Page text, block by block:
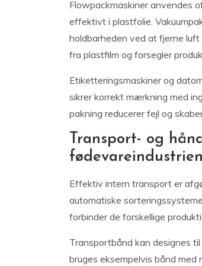
Flowpackmaskiner anvendes
effektivt i plastfolie.
holdbarheden ved at fjerne
fra plastfilm og forsegler
Etiketteringsmaskiner og
sikrer korrekt mærkning med
pakning reducerer fejl og
Transport- og
fødevareindustrien
Effektiv intern transport er
automatiske
forbinder de forskellige
Transportbånd kan designes
bruges eksempelvis bånd